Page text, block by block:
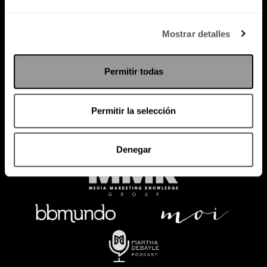
Mostrar detalles
Permitir todas
Permitir la selección
Denegar
Política de Privacidad
PODCAST RADIO MARTHA EVENTOS
SACA TU ID